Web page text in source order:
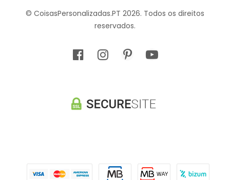
© CoisasPersonalizadas.PT 2026. Todos os direitos
reservados.